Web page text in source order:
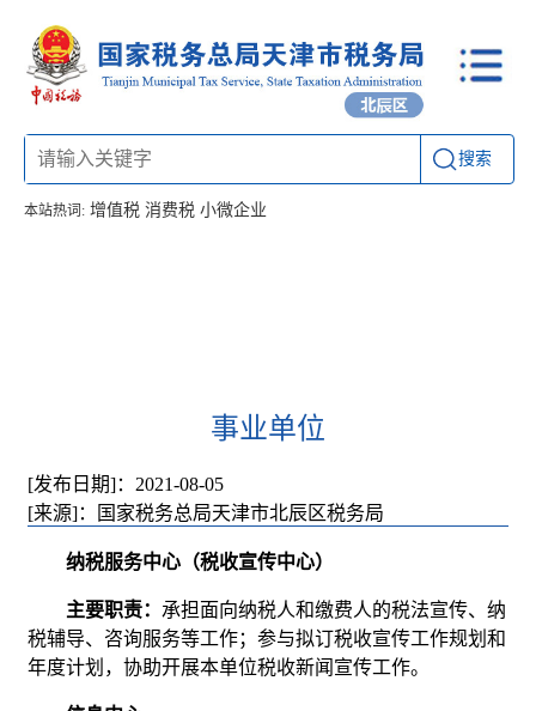
搜索
本站热词: 增值税 消费税 小微企业
事业单位
[发布日期]：2021-08-05
[来源]：国家税务总局天津市北辰区税务局
纳税服务中心（税收宣传中心）
主要职责： 承担面向纳税人和缴费人的税法宣传、纳
税辅导、咨询服务等工作；参与拟订税收宣传工作规划和
年度计划，协助开展本单位税收新闻宣传工作。